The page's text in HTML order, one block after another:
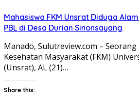
Mahasiswa FKM Unsrat Diduga
PBL di Desa Durian Sinonsayang
Manado, Sulutreview.com –
Kesehatan Masyarakat (FKM)
(Unsrat), AL (21)…
Share this: